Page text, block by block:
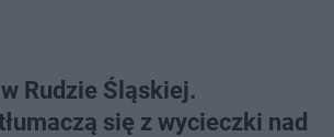
Rudzie Śląskiej.
się z wycieczki nad